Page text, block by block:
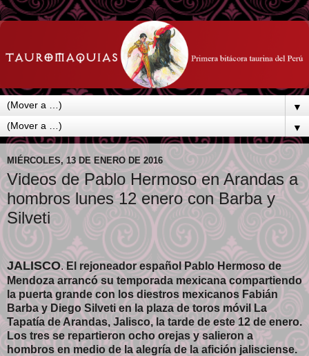
▼
▼
MIÉRCOLES, 13 DE ENERO DE 2016
Videos de Pablo Hermoso en Arandas a
hombros lunes 12 enero con Barba y
Silveti
JALISCO. El rejoneador español Pablo Hermoso de
Mendoza arrancó su temporada mexicana compartiendo
la puerta grande con los diestros mexicanos Fabián
Barba y Diego Silveti en la plaza de toros móvil La
Tapatía de Arandas, Jalisco, la tarde de este 12 de enero.
Los tres se repartieron ocho orejas y salieron a
hombros en medio de la alegría de la afición jalisciense.